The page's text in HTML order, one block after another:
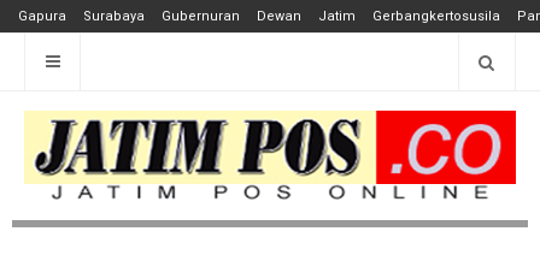
Gapura Surabaya Gubernuran Dewan Jatim Gerbangkertosusila